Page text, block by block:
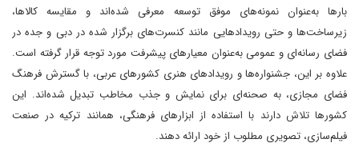
بارها به‌عنوان نمونه‌های موفق توسعه معرفی شده‌اند و مقایسه کالاها،
زیرساخت‌ها و حتی رویدادهایی مانند کنسرت‌های برگزار شده در دبی و جده در
فضای رسانه‌ای و عمومی به‌عنوان معیارهای پیشرفت مورد توجه قرار گرفته است.
علاوه بر این، جشنواره‌ها و رویدادهای هنری کشورهای عربی، با گسترش فرهنگ
فضای مجازی، به صحنه‌ای برای نمایش و جذب مخاطب تبدیل شده‌اند. این
کشورها تلاش دارند با استفاده از ابزارهای فرهنگی، همانند ترکیه در صنعت
فیلم‌سازی، تصویری مطلوب از خود ارائه دهند.